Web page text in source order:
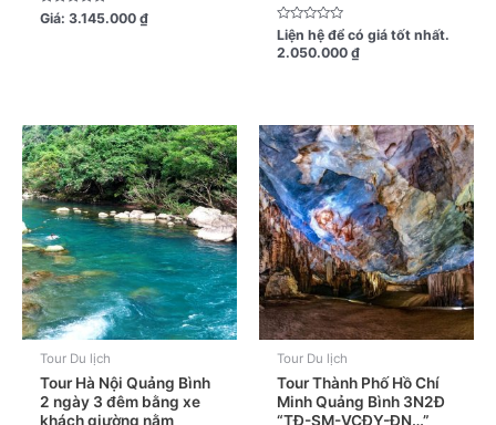
Được
xếp
Giá: 3.145.000₫
Được
xếp
hạng
Liện hệ để có giá tốt nhất.
2.050.000₫
Tour Du lịch
Tour Hà Nội Quảng Bình
2 ngày 3 đêm bằng xe
khách giường nằm
Tour Du lịch
Tour Thành Phố Hồ Chí
Minh Quảng Bình 3N2Đ
“TĐ-SM-VCĐY-ĐN…”